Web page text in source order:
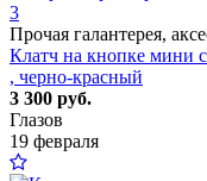
3
Прочая галантерея,
Клатч на кнопке мини
, черно-красный
3 300 руб.
Глазов
19 февраля